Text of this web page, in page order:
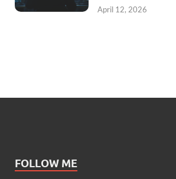
April 12, 2026
FOLLOW ME